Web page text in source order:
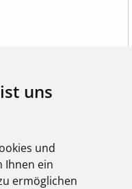
uns
und
Ihnen ein
ermöglichen